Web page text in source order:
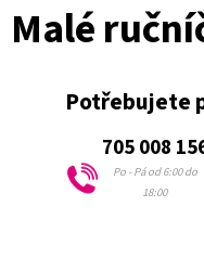
Malé
Potřebujete
705 008
Po - Pá od 6:00 do
18:00